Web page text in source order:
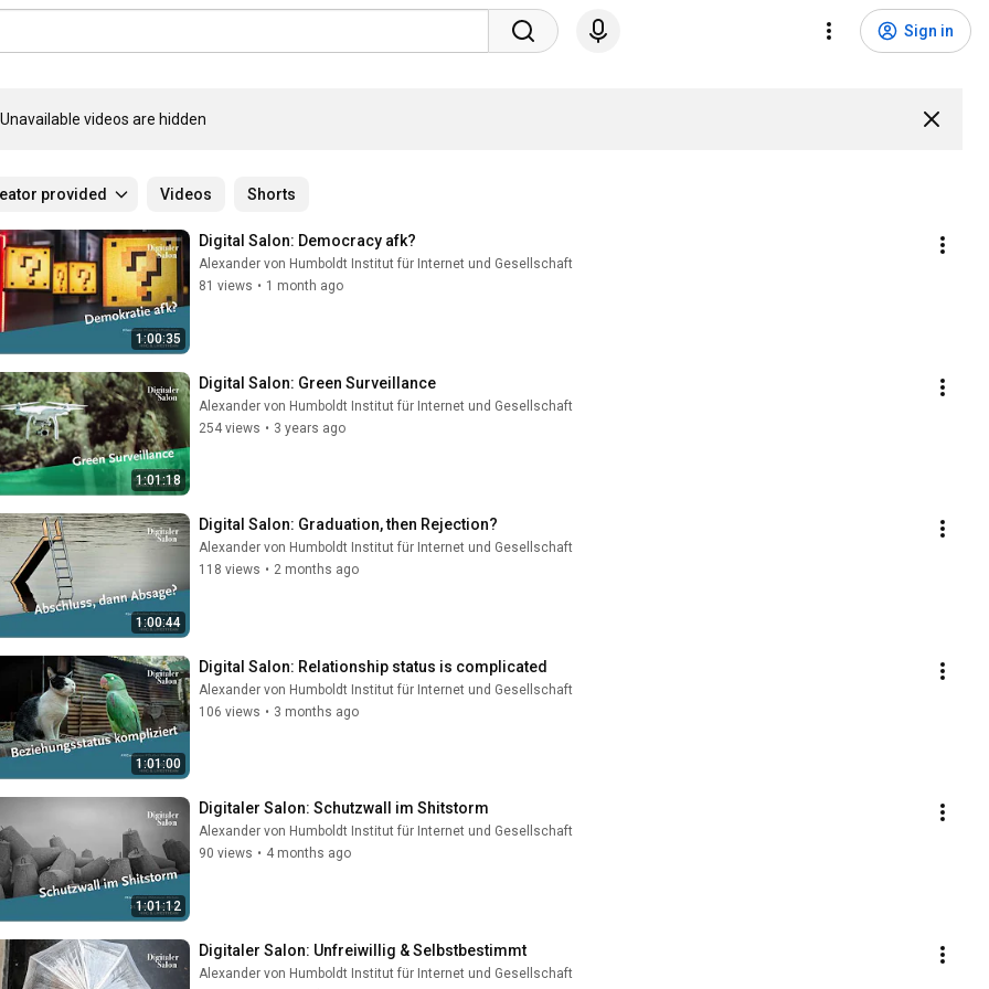
Sign in
Unavailable videos are hidden
provided Videos Shorts
1:00:35
Digital Salon: Democracy afk?
Alexander von Humboldt Institut für Internet und Gesellschaft
81 views • 1 month ago
1:01:18
Digital Salon: Green Surveillance
Alexander von Humboldt Institut für Internet und Gesellschaft
254 views • 3 years ago
1:00:44
Digital Salon: Graduation, then Rejection?
Alexander von Humboldt Institut für Internet und Gesellschaft
118 views • 2 months ago
1:01:00
Digital Salon: Relationship status is complicated
Alexander von Humboldt Institut für Internet und Gesellschaft
106 views • 3 months ago
1:01:12
Digitaler Salon: Schutzwall im Shitstorm
Alexander von Humboldt Institut für Internet und Gesellschaft
90 views • 4 months ago
Digitaler Salon: Unfreiwillig & Selbstbestimmt
Alexander von Humboldt Institut für Internet und Gesellschaft